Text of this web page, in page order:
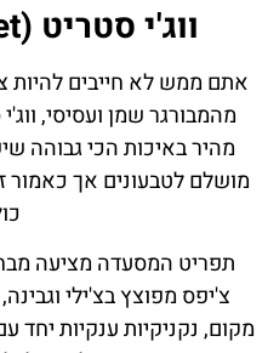
ווג'י סטריט (Veggie Street)
אתם ממש לא חייבים להיות
מהמבורגר שמן ועסיסי,
מהיר באיכות הכי גבוהה
מושלם לטבעונים אך כאמור
תפריט המסעדה מציעה
צ'יפס מפוצץ בצ'ילי
מקום, נקניקיות ענקיות יחד